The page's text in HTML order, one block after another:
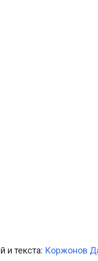
и текста: Коржонов